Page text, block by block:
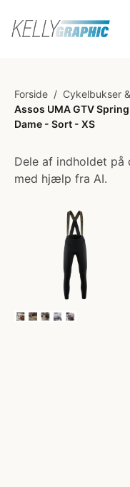
Forside / Cykelbukser
Assos UMA GTV
Dame - Sort - XS
Dele af indholdet på
med hjælp fra AI.